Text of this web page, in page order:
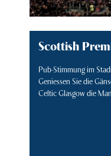
Scottish
Pub-Stimmung im
Geniessen Sie die
Celtic Glasgow die